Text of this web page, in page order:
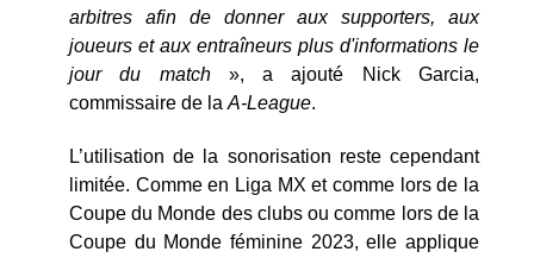
arbitres afin de donner aux supporters, aux
joueurs et aux entraîneurs plus d'informations le
jour du match», a ajouté Nick Garcia,
commissaire de la A-League.
L’utilisation de la sonorisation reste cependant
limitée. Comme en Liga MX et comme lors de la
Coupe du Monde des clubs ou comme lors de la
Coupe du Monde féminine 2023, elle applique